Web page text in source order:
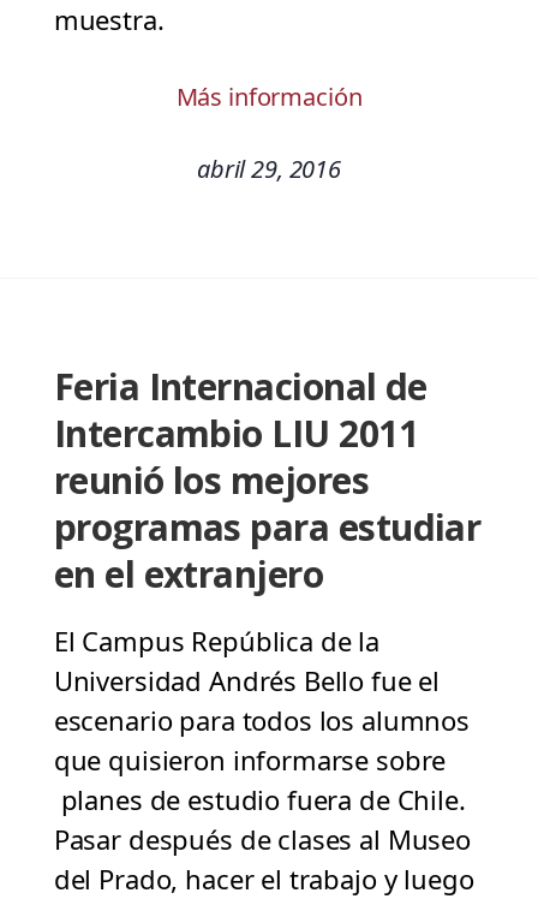
muestra.
Más información
abril 29, 2016
Feria Internacional de
Intercambio LIU 2011
reunió los mejores
programas para estudiar
en el extranjero
El Campus República de la
Universidad Andrés Bello fue el
escenario para todos los alumnos
que quisieron informarse sobre
planes de estudio fuera de Chile.
Pasar después de clases al Museo
del Prado, hacer el trabajo y luego